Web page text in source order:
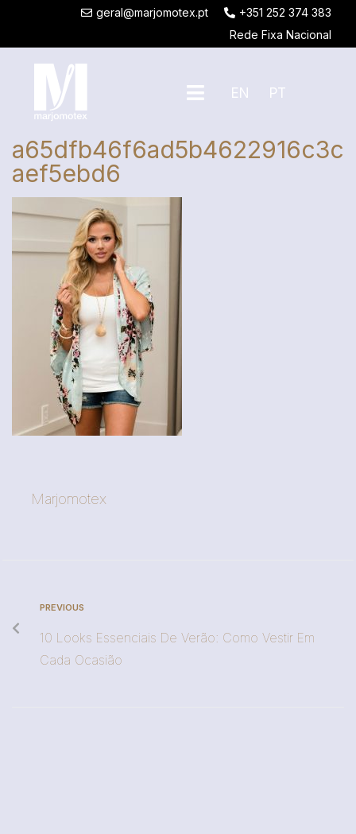
geral@marjomotex.pt
+351 252 374 383
Rede Fixa Nacional
EN PT
a65dfb46f6ad5b4622916c3c
aef5ebd6
Marjomotex
PREVIOUS
10 Looks Essenciais De Verão: Como Vestir Em
Cada Ocasião